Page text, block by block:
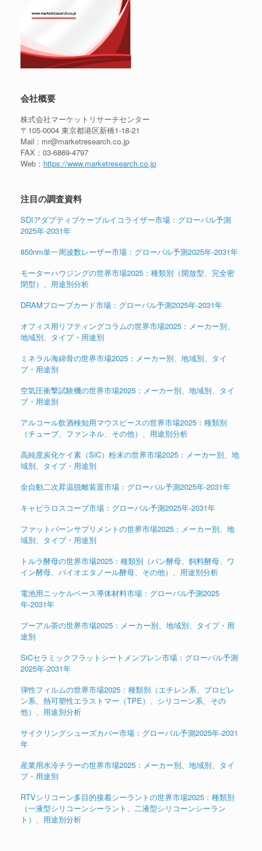
会社概要
株式会社マーケットリサーチセンター
〒105-0004 東京都港区新橋1-18-21
Mail : mr@marketresearch.co.jp
FAX：03-6869-4797
Web： https://www.marketresearch.co.jp
注目の調査資料
SDIアダプティブケーブルイコライザー市場：グローバル予測
2025年-2031年
850nm単一周波数レーザー市場：グローバル予測2025年-2031年
モーターハウジングの世界市場2025：種類別（開放型、完全密
閉型）、用途別分析
DRAMプローブカード市場：グローバル予測2025年-2031年
オフィス用リフティングコラムの世界市場2025：メーカー別、
地域別、タイプ・用途別
ミネラル海綿骨の世界市場2025：メーカー別、地域別、タイ
プ・用途別
空気圧衝撃試験機の世界市場2025：メーカー別、地域別、タイ
プ・用途別
アルコール飲酒検知用マウスピースの世界市場2025：種類別
（チューブ、ファンネル、その他）、用途別分析
高純度炭化ケイ素（SiC）粉末の世界市場2025：メーカー別、地
域別、タイプ・用途別
全自動二次昇温脱離装置市場：グローバル予測2025年-2031年
キャピラロスコープ市場：グローバル予測2025年-2031年
ファットバーンサプリメントの世界市場2025：メーカー別、地
域別、タイプ・用途別
トルラ酵母の世界市場2025：種類別（パン酵母、飼料酵母、ワ
イン酵母、バイオエタノール酵母、その他）、用途別分析
電池用ニッケルベース導体材料市場：グローバル予測2025
年-2031年
プーアル茶の世界市場2025：メーカー別、地域別、タイプ・用
途別
SiCセラミックフラットシートメンブレン市場：グローバル予測
2025年-2031年
弾性フィルムの世界市場2025：種類別（エチレン系、プロピレ
ン系、熱可塑性エラストマー（TPE）、シリコーン系、その
他）、用途別分析
サイクリングシューズカバー市場：グローバル予測2025年-2031
年
産業用水冷チラーの世界市場2025：メーカー別、地域別、タイ
プ・用途別
RTVシリコーン多目的接着シーラントの世界市場2025：種類別
（一液型シリコーンシーラント、二液型シリコーンシーラン
ト）、用途別分析